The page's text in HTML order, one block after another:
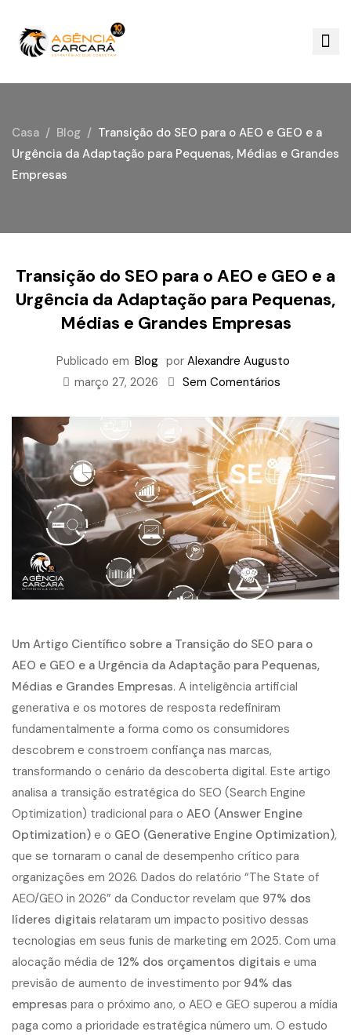
Casa Blog
Transição do SEO para o AEO e GEO e a
Urgência da Adaptação para Pequenas, Médias e Grandes
Empresas
Transição do SEO para o AEO e GEO e a
Urgência da Adaptação para Pequenas,
Médias e Grandes Empresas
Publicado em Blog por Alexandre Augusto
março 27, 2026
Sem Comentários
Um Artigo Científico sobre a Transição do SEO para o
AEO e GEO e a Urgência da Adaptação para Pequenas,
Médias e Grandes Empresas. A inteligência artificial
generativa e os motores de resposta redefiniram
fundamentalmente a forma como os consumidores
descobrem e constroem confiança nas marcas,
transformando o cenário da descoberta digital. Este artigo
analisa a transição estratégica do SEO (Search Engine
Optimization) tradicional para o AEO (Answer Engine
Optimization) e o GEO (Generative Engine Optimization),
que se tornaram o canal de desempenho crítico para
organizações em 2026. Dados do relatório “The State of
AEO/GEO in 2026” da Conductor revelam que 97% dos
líderes digitais relataram um impacto positivo dessas
tecnologias em seus funis de marketing em 2025. Com uma
alocação média de 12% dos orçamentos digitais e uma
previsão de aumento de investimento por 94% das
empresas para o próximo ano, o AEO e GEO superou a mídia
paga como a prioridade estratégica número um. O estudo